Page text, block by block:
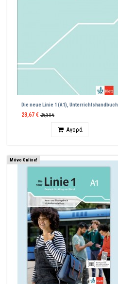
Die neue Linie 1 (A1), Unterrichtshandbuch
23,67 € 26,30 €
Αγορά
Μόνο Online!